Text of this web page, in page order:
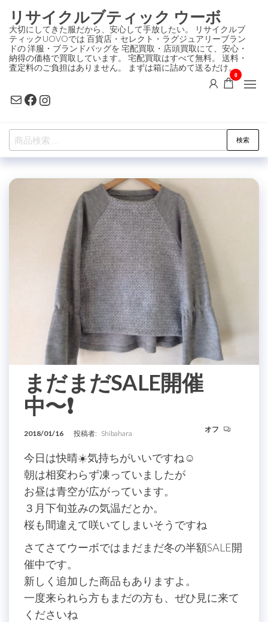
ン
テ
ン
ツ
プ
リサイクルブティック ウーボ
大切にしてきた服だから、安心して手放したい。 リサイクルブ
ティックUOVOでは 百貨店・セレクト・ラグジュアリーブラン
ドの 洋服・ブランドバッグを 宅配買取・店頭買取にて、安心・
納得の価格で買取しています。 宅配買取はすべて無料。 送料・
査定料のご負担はありません。 まずは箱に詰めて送るだけ。
MailFacebook
Instagram
0
検
索
象:
検索
まだまだSALE開催
中〜❗️
2018/01/16 投稿者: Shibahara オフ
今日は快晴☀️気持ちがいいですね☺️
朝は相変わらず凍っていましたが
お昼は青空が広がっています。
３月下旬並みの気温だとか。
桜も間違えて咲いてしまいそうですね
さてさてウーボではまだまだ冬の半額SALE開
催中です。
新しく追加した商品もありますよ。
一度来られら方もまだの方も、ぜひ見に来て
くださいね